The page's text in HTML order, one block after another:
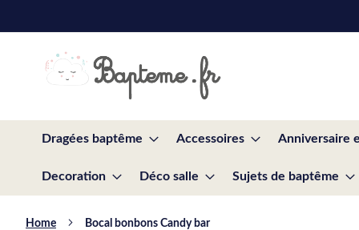
to
Dragées baptême Accessoires Anniversaire
Decoration Déco salle Sujets de baptême
Home Bocal bonbons Candy bar